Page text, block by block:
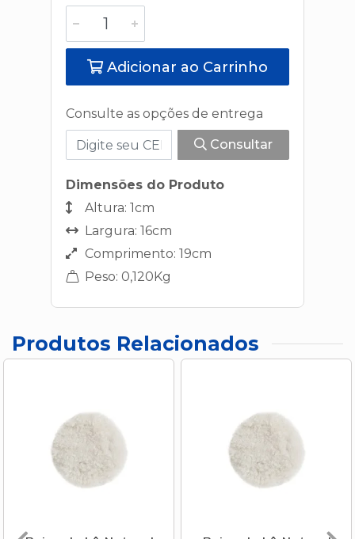
Adicionar ao Carrinho
Consulte as opções de entrega
Consultar
Dimensões do Produto
Altura: 1cm
Largura: 16cm
Comprimento: 19cm
Peso: 0,120Kg
Produtos Relacionados